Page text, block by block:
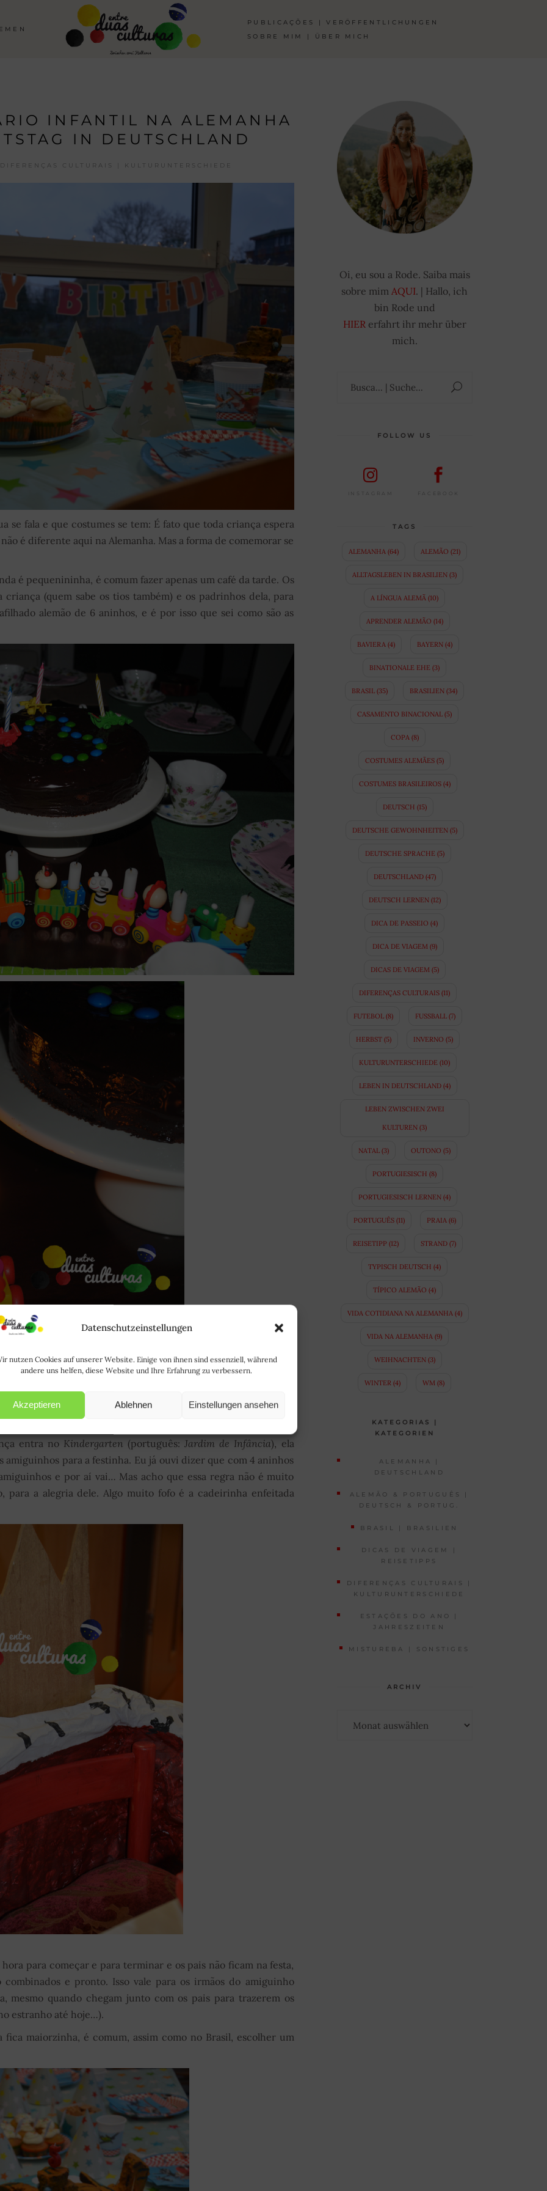
Datenschutzeinstellungen
nutzen Cookies auf unserer Website. Einige von ihnen sind essenziell, während
andere uns helfen, diese Website und Ihre Erfahrung zu verbessern.
Akzeptieren Ablehnen Einstellungen ansehen
PUBLICAÇÕES | VERÖFFENTLICHUNGEN
SOBRE MIM | ÜBER MICH
INFANTIL NA ALEMANHA
IN DEUTSCHLAND
DIFERENÇAS CULTURAIS | KULTURUNTERSCHIEDE
se fala e que costumes se tem: É fato que toda criança espera
é diferente aqui na Alemanha. Mas a forma de comemorar se
é pequenininha, é comum fazer apenas um café da tarde. Os
(quem sabe os tios também) e os padrinhos dela, para
alemão de 6 aninhos, e é por isso que sei como são as
cima) é bem comum nas festinhas e é usado em vários
prático.
entra no Kindergarten (português:Jardim de Infância), ela
amiguinhos para a festinha. Eu já ouvi dizer que com 4 aninhos
e por aí vai… Mas acho que essa regra não é muito
para a alegria dele. Algo muito fofo é a cadeirinha enfeitada
hora para começar e para terminar e os pais não ficam na festa,
e pronto. Isso vale para os irmãos do amiguinho
mesmo quando chegam junto com os pais para trazerem os
estranho até hoje…).
fica maiorzinha, é comum, assim como no Brasil, escolher um
Oi, eu sou a Rode. Saiba mais
sobre mim AQUI. | Hallo, ich
bin Rode und
HIER erfahrt ihr mehr über
mich.
FOLLOW US
INSTAGRAM FACEBOOK
TAGS
ALEMANHA (64) ALEMÃO (21)
ALLTAGSLEBEN IN BRASILIEN (3)
A LÍNGUA ALEMÃ (10)
APRENDER ALEMÃO (14)
BAVIERA(4) BAYERN(4)
BINATIONALE EHE (3)
BRASIL (35) BRASILIEN (34)
CASAMENTO BINACIONAL (5)
COPA(8)
COSTUMES ALEMÃES (5)
COSTUMES BRASILEIROS(4)
DEUTSCH (15)
DEUTSCHE GEWOHNHEITEN(5)
DEUTSCHE SPRACHE(5)
DEUTSCHLAND(47)
DEUTSCH LERNEN(12)
DICA DE PASSEIO (4)
DICA DE VIAGEM(9)
DICAS DE VIAGEM(5)
DIFERENÇAS CULTURAIS (11)
FUTEBOL (8) FUSSBALL (7)
HERBST (5) INVERNO (5)
KULTURUNTERSCHIEDE (10)
LEBEN IN DEUTSCHLAND(4)
LEBEN ZWISCHEN ZWEI
KULTUREN (3)
NATAL (3) OUTONO (5)
PORTUGIESISCH (8)
PORTUGIESISCH LERNEN (4)
PORTUGUÊS(11) PRAIA(6)
REISETIPP (12) STRAND (7)
TYPISCH DEUTSCH (4)
TÍPICO ALEMÃO (4)
VIDA COTIDIANA NA ALEMANHA(4)
VIDA NA ALEMANHA (9)
WEIHNACHTEN(3)
WINTER (4) WM (8)
KATEGORIAS |
KATEGORIEN
ALEMANHA |
DEUTSCHLAND
ALEMÃO & PORTUGUÊS |
DEUTSCH & PORTUG.
BRASIL | BRASILIEN
DICAS DE VIAGEM |
REISETIPPS
DIFERENÇAS CULTURAIS |
KULTURUNTERSCHIEDE
ESTAÇÕES DO ANO |
JAHRESZEITEN
MISTUREBA | SONSTIGES
ARCHIV